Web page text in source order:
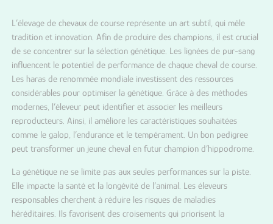
L’élevage de chevaux de course représente un art subtil, qui mêle
tradition et innovation. Afin de produire des champions, il est crucial
de se concentrer sur la sélection génétique. Les lignées de pur-sang
influencent le potentiel de performance de chaque cheval de course.
Les haras de renommée mondiale investissent des ressources
considérables pour optimiser la génétique. Grâce à des méthodes
modernes, l’éleveur peut identifier et associer les meilleurs
reproducteurs. Ainsi, il améliore les caractéristiques souhaitées
comme le galop, l’endurance et le tempérament. Un bon pedigree
peut transformer un jeune cheval en futur champion d’hippodrome.
La génétique ne se limite pas aux seules performances sur la piste.
Elle impacte la santé et la longévité de l’animal. Les éleveurs
responsables cherchent à réduire les risques de maladies
héréditaires. Ils favorisent des croisements qui priorisent la